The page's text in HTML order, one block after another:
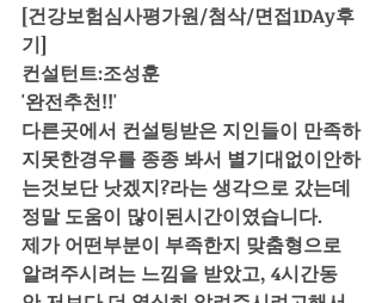
[건강보험심사평가원/첨삭/면접1DAy후
기]
컨설턴트:조성훈
'완전추천!!'
다른곳에서 컨설팅받은 지인들이 만족하
지못한경우를 종종 봐서 별기대없이안하
는것보단 낫겠지?라는 생각으로 갔는데
정말 도움이 많이된시간이였습니다.
제가 어떤부분이 부족한지 맞춤형으로
알려주시려는 느낌을 받았고, 4시간동